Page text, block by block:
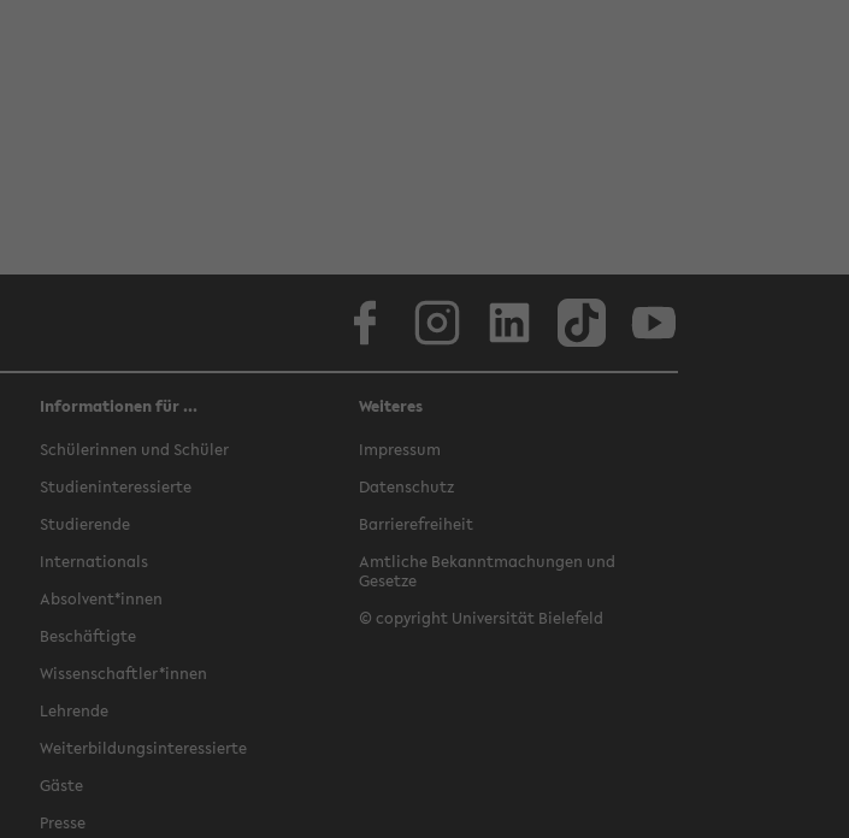
Informationen für ...
Schülerinnen und Schüler
Studieninteressierte
Studierende
Internationals
Absolvent*innen
Beschäftigte
Wissenschaftler*innen
Lehrende
Weiterbildungsinteressierte
Gäste
Presse
Weiteres
Impressum
Datenschutz
Barrierefreiheit
Amtliche Bekanntmachungen und
Gesetze
© copyright Universität Bielefeld